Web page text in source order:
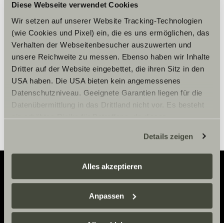
Diese Webseite verwendet Cookies
Wir setzen auf unserer Website Tracking-Technologien
(wie Cookies und Pixel) ein, die es uns ermöglichen, das
Verhalten der Webseitenbesucher auszuwerten und
unsere Reichweite zu messen. Ebenso haben wir Inhalte
Dritter auf der Website eingebettet, die ihren Sitz in den
USA haben. Die USA bieten kein angemessenes
Datenschutzniveau. Geeignete Garantien liegen für die
Datenübermittlung in das Drittland nicht vor. Es besteht
ein erhöhtes Risiko für Betroffene, da diesen
zustehen. Eingesetzte Dienstleister können Daten für
eigene Zwecke verarbeiten und mit anderen Daten
zusammenführen. Weitere Informationen finden Sie hier:
Datenschutzerklärung
einzelne Cookies/Dienste in den Einstellungen aus,
erteilen Sie uns Ihre Einwilligung zur Verarbeitung Ihrer
Details zeigen
Alles akzeptieren
Anpassen
Per visualizzare il contenuto,
accettare i cookies marketing.
Impostazioni Cookie
Adventure
Now.